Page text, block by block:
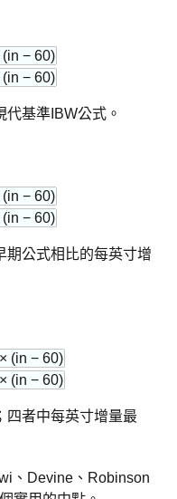
− 60)
− 60)
基準IBW公式。
− 60)
− 60)
期公式相比的每英寸增
(in − 60)
(in − 60)
四者中每英寸增量最
、Devine、Robinson